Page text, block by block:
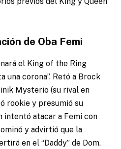
de Oba Femi
el King of the Ring
una corona”. Retó a Brock
Mysterio (su rival en
rookie y presumió su
intentó atacar a Femi con
y advirtió que la
en el “Daddy” de Dom.